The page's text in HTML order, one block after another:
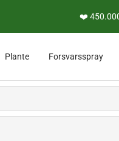
❤️
Plante Forsvarsspray